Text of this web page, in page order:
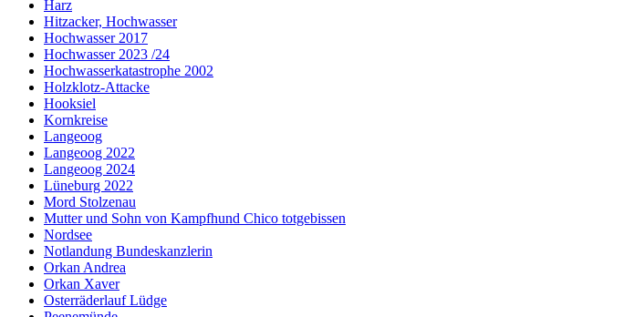
Harz
Hitzacker, Hochwasser
Hochwasser 2017
Hochwasser 2023 /24
Hochwasserkatastrophe 2002
Holzklotz-Attacke
Hooksiel
Kornkreise
Langeoog
Langeoog 2022
Langeoog 2024
Lüneburg 2022
Mord Stolzenau
Mutter und Sohn von Kampfhund Chico totgebissen
Nordsee
Notlandung Bundeskanzlerin
Orkan Andrea
Orkan Xaver
Osterräderlauf Lüdge